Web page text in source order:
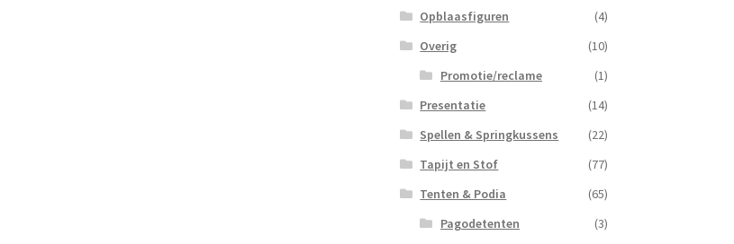
Opblaasfiguren
(4)
Overig
(10)
Promotie/reclame
(1)
Presentatie
(14)
Spellen & Springkussens
(22)
Tapijt en Stof
(77)
Tenten & Podia
(65)
Pagodetenten
(3)